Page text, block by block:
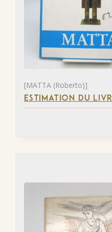
[MATTA (Roberto)]
ESTIMATION DU